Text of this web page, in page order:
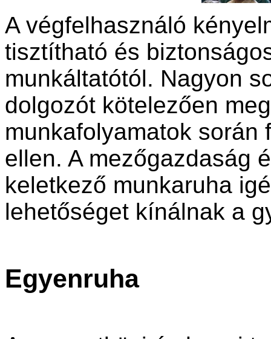
A végfelhasználó
tisztítható és
munkáltatótól. Nagyon
dolgozót kötelezően
munkafolyamatok során
ellen. A mezőgazdaság
keletkező munkaruha
lehetőséget kínálnak a
Egyenruha